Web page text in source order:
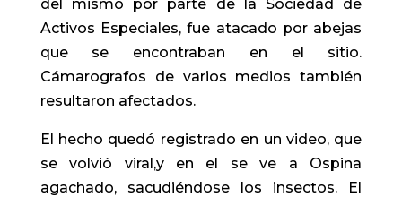
del mismo por parte de la Sociedad de
Activos Especiales, fue atacado por abejas
que se encontraban en el sitio.
Cámarografos de varios medios también
resultaron afectados.
El hecho quedó registrado en un video, que
se volvió viral,y en el se ve a Ospina
agachado, sacudiéndose los insectos. El